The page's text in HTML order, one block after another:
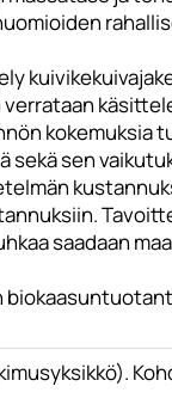
kokemuksia
sekä sen
saadaan